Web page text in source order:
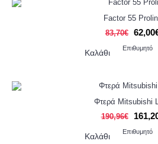
Factor 55
83,70€
Καλάθι Επιθυμητό
Φτερά Mitsubishi
190,96€
Καλάθι Επιθυμητό